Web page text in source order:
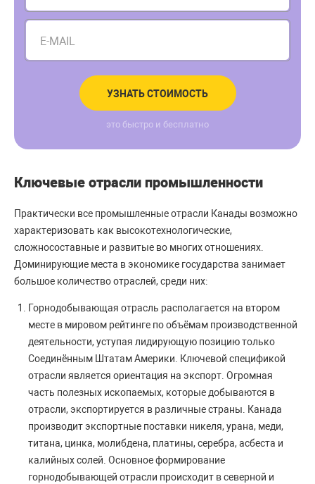
E-MAIL
УЗНАТЬ СТОИМОСТЬ
это быстро и бесплатно
Ключевые отрасли промышленности
Практически все промышленные отрасли Канады возможно
характеризовать как высокотехнологические,
сложносоставные и развитые во многих отношениях.
Доминирующие места в экономике государства занимает
большое количество отраслей, среди них:
Горнодобывающая отрасль располагается на втором
месте в мировом рейтинге по объёмам производственной
деятельности, уступая лидирующую позицию только
Соединённым Штатам Америки. Ключевой спецификой
отрасли является ориентация на экспорт. Огромная
часть полезных ископаемых, которые добываются в
отрасли, экспортируется в различные страны. Канада
производит экспортные поставки никеля, урана, меди,
титана, цинка, молибдена, платины, серебра, асбеста и
калийных солей. Основное формирование
горнодобывающей отрасли происходит в северной и